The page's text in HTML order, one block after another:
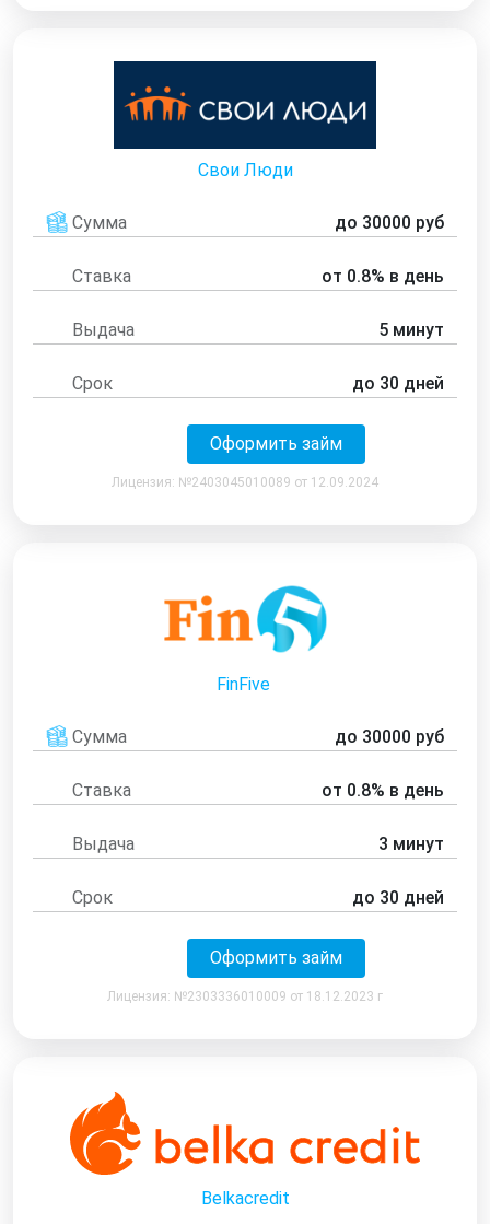
Свои Люди
Сумма до 30000 руб
Ставка от 0.8% в день
Выдача 5 минут
Срок до 30 дней
Оформить займ
Лицензия: №2403045010089 от 12.09.2024
FinFive
Сумма до 30000 руб
Ставка от 0.8% в день
Выдача 3 минут
Срок до 30 дней
Оформить займ
Лицензия: №2303336010009 от 18.12.2023 г
Belkacredit